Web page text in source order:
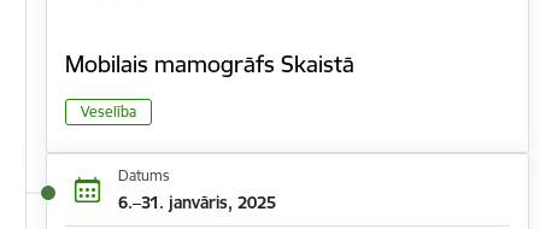
Mobilais mamogrāfs Skaistā
Veselība
Datums
6.–31. janvāris, 2025